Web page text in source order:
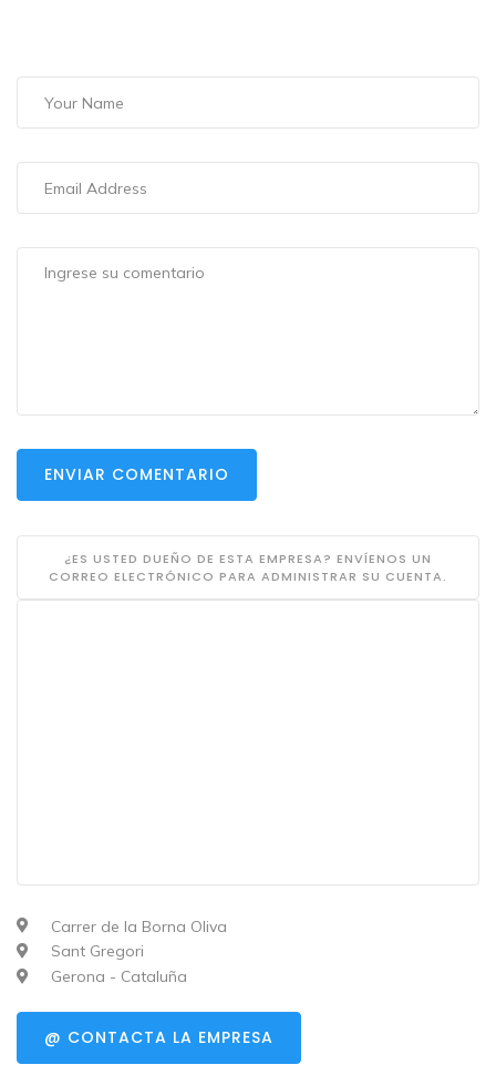
ENVIAR COMENTARIO
¿ES USTED DUEÑO DE ESTA EMPRESA? ENVÍENOS UN
CORREO ELECTRÓNICO PARA ADMINISTRAR SU CUENTA.
Carrer de la Borna Oliva
Sant Gregori
Gerona - Cataluña
@ CONTACTA LA EMPRESA